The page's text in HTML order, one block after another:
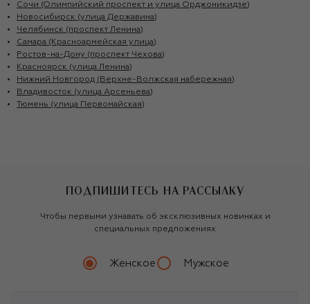
Сочи (Олимпийский проспект и улица Орджоникидзе)
Новосибирск (улица Державина)
Челябинск (проспект Ленина)
Самара (Красноармейская улица)
Ростов-на-Дону (проспект Чехова)
Красноярск (улица Ленина)
Нижний Новгород (Верхне-Волжская набережная)
Владивосток (улица Арсеньева)
Тюмень (улица Первомайская)
ПОДПИШИТЕСЬ НА РАССЫЛКУ
Чтобы первыми узнавать об эксклюзивных новинках и
специальных предложениях
Женское Мужское